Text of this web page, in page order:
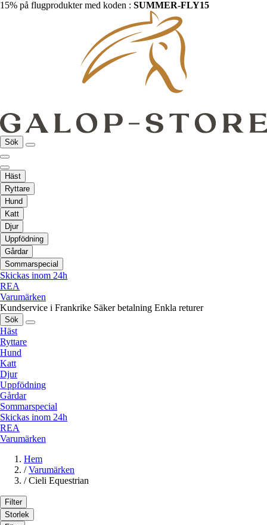
15% på flugprodukter med koden : SUMMER-FLY15
Sök
Häst
Ryttare
Hund
Katt
Djur
Uppfödning
Gårdar
Sommarspecial
Skickas inom 24h
REA
Varumärken
Kundservice i Frankrike Säker betalning Enkla returer
Sök
Häst
Ryttare
Hund
Katt
Djur
Uppfödning
Gårdar
Sommarspecial
Skickas inom 24h
REA
Varumärken
Hem
/ Varumärken
/ Cieli Equestrian
Filter
Storlek